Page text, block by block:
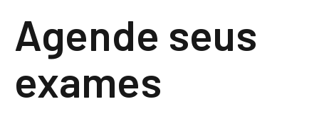
Agende seus
exames